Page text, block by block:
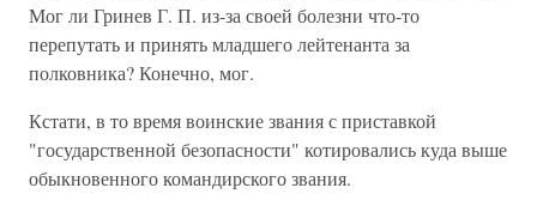
Мог ли Гринев Г. П. из-за своей болезни что-то
перепутать и принять младшего лейтенанта за
полковника? Конечно, мог.
Кстати, в то время воинские звания с приставкой
"государственной безопасности" котировались куда выше
обыкновенного командирского звания.